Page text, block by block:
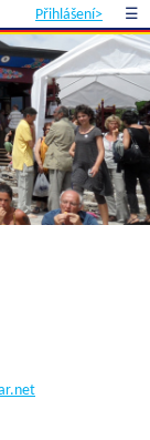
Přihlášení> ☰